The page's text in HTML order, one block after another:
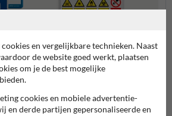
Veiligheidsborden voor
terrein
Veiligheidsborden
en vergelijkbare technieken. Naast
de website goed werkt, plaatsen
om je de best mogelijke
cookies en mobiele advertentie-
en derde partijen gepersonaliseerde en